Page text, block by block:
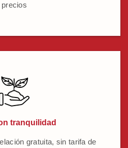
precios
tranquilidad
gratuita, sin tarifa de